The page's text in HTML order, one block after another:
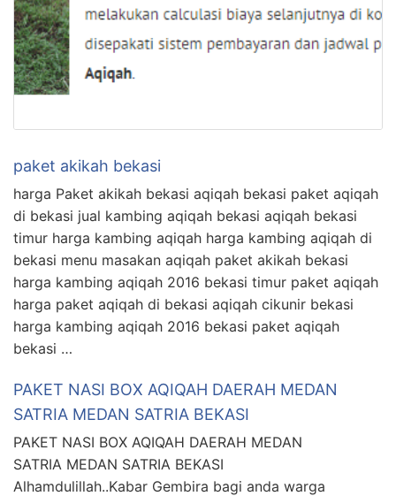
paket akikah bekasi
harga Paket akikah bekasi aqiqah bekasi paket aqiqah
di bekasi jual kambing aqiqah bekasi aqiqah bekasi
timur harga kambing aqiqah harga kambing aqiqah di
bekasi menu masakan aqiqah paket akikah bekasi
harga kambing aqiqah 2016 bekasi timur paket aqiqah
harga paket aqiqah di bekasi aqiqah cikunir bekasi
harga kambing aqiqah 2016 bekasi paket aqiqah
bekasi …
PAKET NASI BOX AQIQAH DAERAH MEDAN
SATRIA MEDAN SATRIA BEKASI
PAKET NASI BOX AQIQAH DAERAH MEDAN
SATRIA MEDAN SATRIA BEKASI
Alhamdulillah..Kabar Gembira bagi anda warga